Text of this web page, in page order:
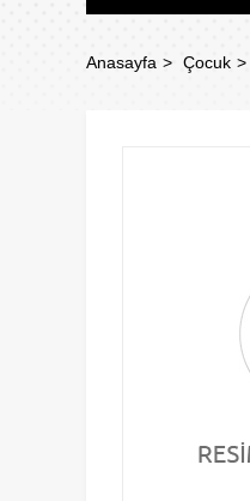
Anasayfa Çocuk